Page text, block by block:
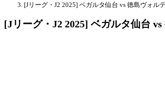
[Jリーグ・J2 2025] ベガルタ仙台 vs 徳島ヴォル
[Jリーグ・J2 2025] ベガルタ仙台